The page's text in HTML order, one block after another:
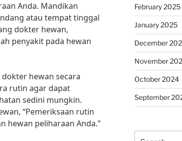
Anda. Mandikan
atau tempat tinggal
dokter hewan,
penyakit pada hewan
hewan secara
rutin agar dapat
sedini mungkin.
“Pemeriksaan rutin
hewan peliharaan Anda.”
February 2025
January 2025
December
November
October 2024
September